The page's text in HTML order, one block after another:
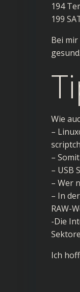
194
199
Bei
Wie
–
–
– USB
– Wer
– In
RAW-
-Die
Ich